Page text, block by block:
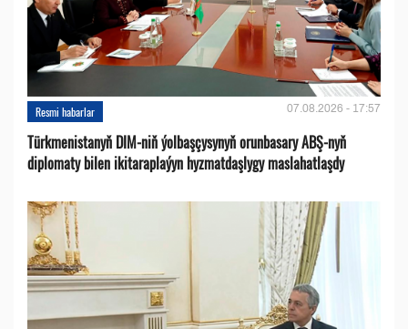
Resmi habarlar 07.08.2026 - 17:57
Türkmenistanyň DIM-niň ýolbaşçysynyň orunbasary ABŞ-nyň
diplomaty bilen ikitaraplaýyn hyzmatdaşlygy maslahatlaşdy